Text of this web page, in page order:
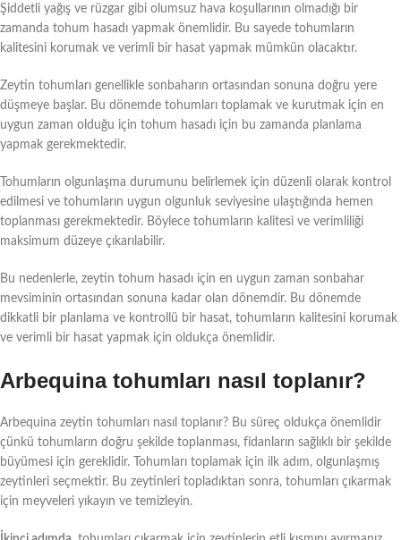
Şiddetli yağış ve rüzgar gibi olumsuz hava koşullarının olmadığı bir
zamanda tohum hasadı yapmak önemlidir. Bu sayede tohumların
kalitesini korumak ve verimli bir hasat yapmak mümkün olacaktır.
Zeytin tohumları genellikle sonbaharın ortasından sonuna doğru yere
düşmeye başlar. Bu dönemde tohumları toplamak ve kurutmak için en
uygun zaman olduğu için tohum hasadı için bu zamanda planlama
yapmak gerekmektedir.
Tohumların olgunlaşma durumunu belirlemek için düzenli olarak kontrol
edilmesi ve tohumların uygun olgunluk seviyesine ulaştığında hemen
toplanması gerekmektedir. Böylece tohumların kalitesi ve verimliliği
maksimum düzeye çıkarılabilir.
Bu nedenlerle, zeytin tohum hasadı için en uygun zaman sonbahar
mevsiminin ortasından sonuna kadar olan dönemdir. Bu dönemde
dikkatli bir planlama ve kontrollü bir hasat, tohumların kalitesini korumak
ve verimli bir hasat yapmak için oldukça önemlidir.
Arbequina tohumları nasıl toplanır?
Arbequina zeytin tohumları nasıl toplanır? Bu süreç oldukça önemlidir
çünkü tohumların doğru şekilde toplanması, fidanların sağlıklı bir şekilde
büyümesi için gereklidir. Tohumları toplamak için ilk adım, olgunlaşmış
zeytinleri seçmektir. Bu zeytinleri topladıktan sonra, tohumları çıkarmak
için meyveleri yıkayın ve temizleyin.